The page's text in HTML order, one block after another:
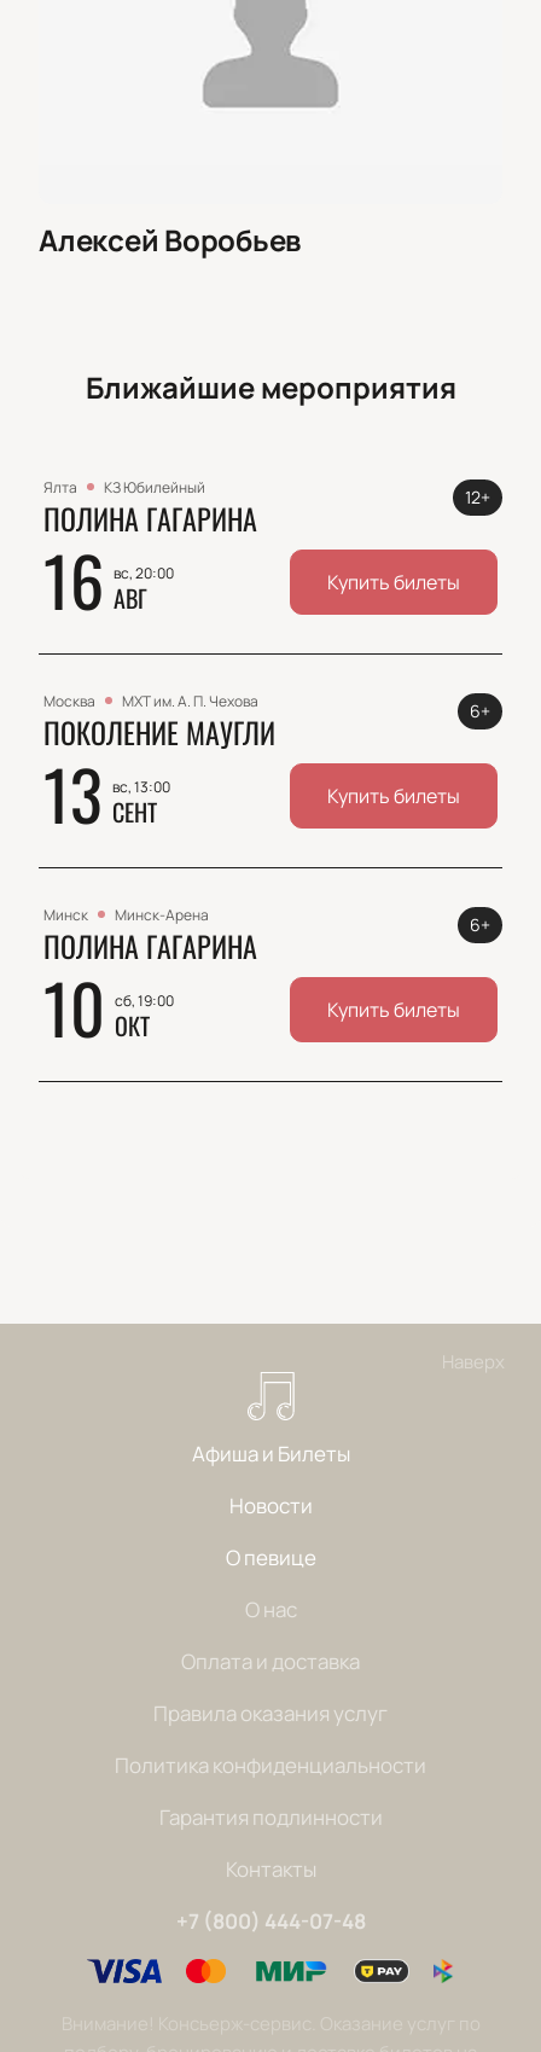
Алексей Воробьев
Ближайшие мероприятия
Ялта КЗ Юбилейный
ПОЛИНА ГАГАРИНА
16 вс, 20:00
АВГ
12+
Купить билеты
Москва МХТ им. А. П. Чехова
ПОКОЛЕНИЕ МАУГЛИ
13 вс, 13:00
СЕНТ
6+
Купить билеты
Минск Минск-Арена
ПОЛИНА ГАГАРИНА
10 сб, 19:00
ОКТ
6+
Купить билеты
Наверх
Афиша и Билеты
Новости
О певице
О нас
Оплата и доставка
Правила оказания услуг
Политика конфиденциальности
Гарантия подлинности
Контакты
+7 (800) 444-07-48